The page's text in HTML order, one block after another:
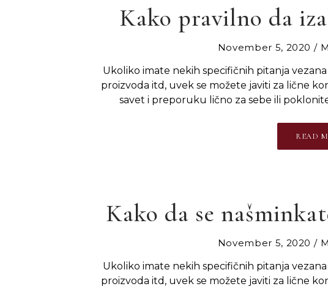
Kako pravilno da
November 5, 2020
Ukoliko imate nekih specifičnih pitanja
proizvoda itd, uvek se možete javiti za lične
savet i preporuku lično za sebe ili
READ
Kako da se
November 5, 2020
Ukoliko imate nekih specifičnih pitanja
proizvoda itd, uvek se možete javiti za lične